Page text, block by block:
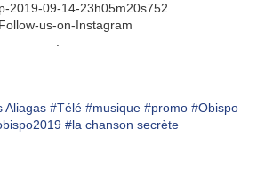
Aliagas #Télé #musique #promo #Obispo
#la chanson secrète